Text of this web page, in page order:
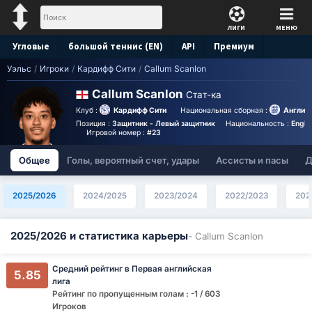
ЛИГИ МЕНЮ
Угловые большой теннис (EN) API Премиум
Прогноз
Уэльс / Игроки / Кардифф Сити / Callum Scanlon
Callum Scanlon Стат-ка
Клуб : Кардифф Сити Национальная сборная :
Англия
Позиция : Защитник - Левый защитник Национальность :
Игровой номер :#23
Общее Голы, вероятный счет, удары Ассисты и пасы
2025/2026 2024/2025 2023/2024 2022/2023
2025/2026 и статистика карьеры- Callum Scanlon
5.85
Средний рейтинг в Первая английская
лига
Рейтинг по пропущенным голам : -1 / 603
Игроков